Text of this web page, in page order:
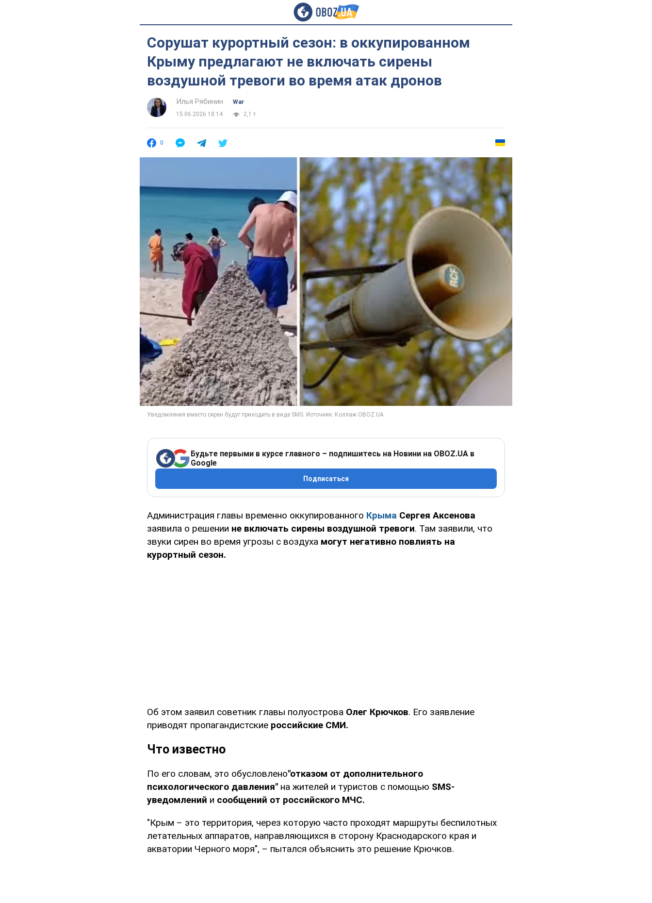
Сорушат курортный сезон: в оккупированном
Крыму предлагают не включать сирены
воздушной тревоги во время атак дронов
Илья Рябинин
War
15.06.2026 18:14
2,1 т.
0
Будьте первыми в курсе главного – подпишитесь на Новини на OBOZ.UA в
Google
Подписаться
Администрация главы временно оккупированного Крыма Сергея Аксенова
заявила о решении не включать сирены воздушной тревоги. Там заявили, что
звуки сирен во время угрозы с воздуха могут негативно повлиять на
курортный сезон.
Об этом заявил советник главы полуострова Олег Крючков. Его заявление
приводят пропагандистские российские СМИ.
Что известно
По его словам, это обусловлено"отказом от дополнительного
психологического давления" на жителей и туристов с помощью SMS-
уведомлений и сообщений от российского МЧС.
"Крым – это территория, через которую часто проходят маршруты беспилотных
летательных аппаратов, направляющихся в сторону Краснодарского края и
акватории Черного моря", – пытался объяснить это решение Крючков.